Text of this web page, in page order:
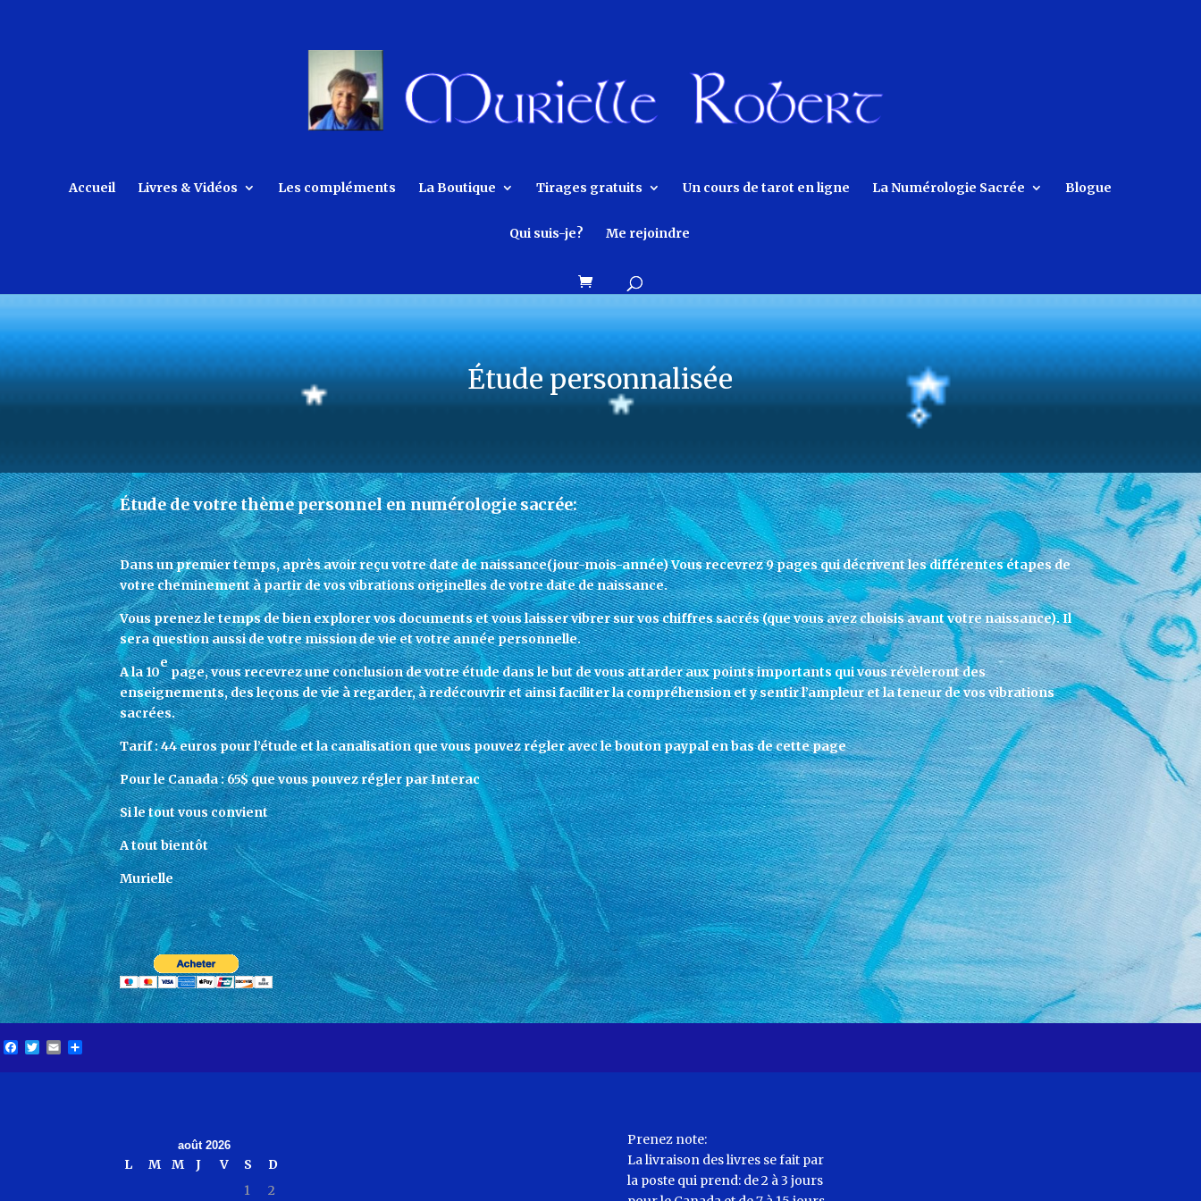
Accueil Livres & Vidéos Les compléments La Boutique Tirages gratuits Un cours de tarot en ligne La Numérologie Sacrée Blogue
Qui suis-je? Me rejoindre
Étude personnalisée
Étude de votre thème personnel en numérologie sacrée:
Dans un premier temps, après avoir reçu votre date de naissance(jour-mois-année) Vous recevrez 9 pages qui décrivent les différentes étapes de
votre cheminement à partir de vos vibrations originelles de votre date de naissance.
Vous prenez le temps de bien explorer vos documents et vous laisser vibrer sur vos chiffres sacrés (que vous avez choisis avant votre naissance). Il
sera question aussi de votre mission de vie et votre année personnelle.
A la 10
e
page, vous recevrez une conclusion de votre étude dans le but de vous attarder aux points importants qui vous révèleront des
enseignements, des leçons de vie à regarder, à redécouvrir et ainsi faciliter la compréhension et y sentir l’ampleur et la teneur de vos vibrations
sacrées.
Tarif : 44 euros pour l’étude et la canalisation que vous pouvez régler avec le bouton paypal en bas de cette page
Pour le Canada : 65$ que vous pouvez régler par Interac
Si le tout vous convient
A tout bientôt
Murielle
Facebook
Twitter
Email
août 2026
L M M J V S
D
1
2
Prenez note:
La livraison des livres se fait par
la poste qui prend: de 2 à 3 jours